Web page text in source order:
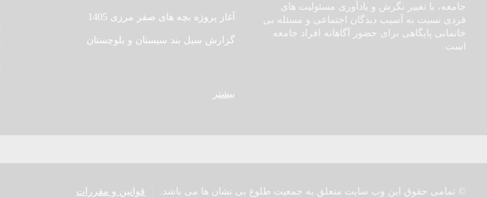
جامعه، با تغییر نگرش و یادآوری مسئولیت های
فردی نسبت به آسیب دیدگان اجتماعی و مسئله بی
خانمانی پایگاهی برای حضور آگاهانه افراد جامعه
است.
آغاز پروژه بچه های صفر مرزی 1405
گزارش سیل بند سیستان و بلوچستان
بیشتر
© تمامی حقوق این وب سایت متعلق به جمعیت طلوع بی نشان ها می باشد. قوانین و مقررات